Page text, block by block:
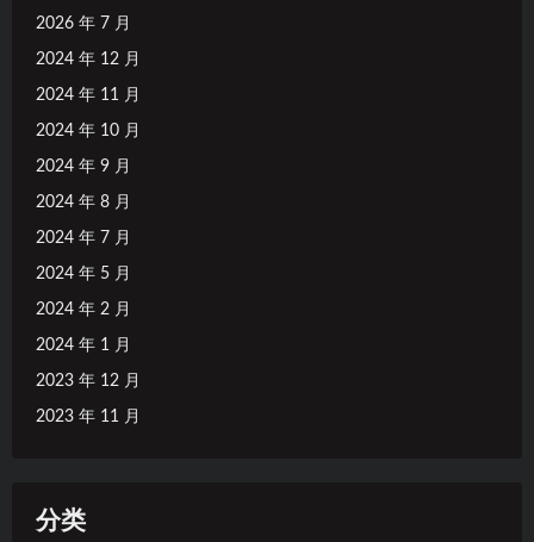
2026 年 7 月
2024 年 12 月
2024 年 11 月
2024 年 10 月
2024 年 9 月
2024 年 8 月
2024 年 7 月
2024 年 5 月
2024 年 2 月
2024 年 1 月
2023 年 12 月
2023 年 11 月
分类